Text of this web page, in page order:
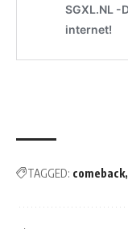
TAGGED: comeback